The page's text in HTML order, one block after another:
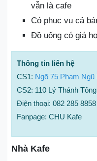
vẫn là cafe
Có phục vụ cả
Đồ uống có giá
Thông tin liên hệ
CS1: Ngõ 75 Phạm
CS2: 110 Lý Thánh
Điện thoại: 082 285 8858
Fanpage: CHU Kafe
Nhà Kafe